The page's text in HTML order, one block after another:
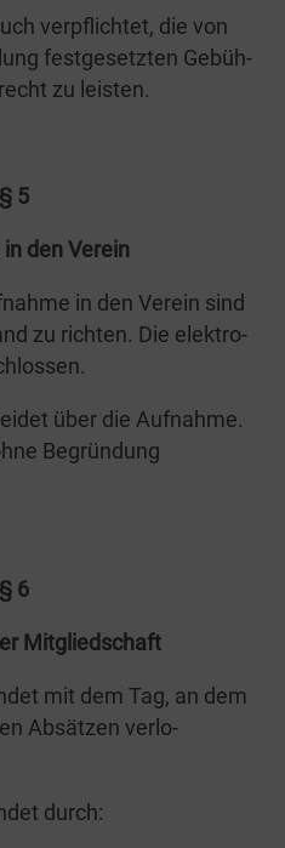
ver­pflich­tet, die von
fest­ge­setz­ten Gebüh­
zu leisten.
§ 5
den Verein
in den Ver­ein sind
zu rich­ten. Die elek­tro­
über die Auf­nah­me.
Begrün­dung
§ 6
Mitgliedschaft
mit dem Tag, an dem
Absät­zen ver­lo­
durch: